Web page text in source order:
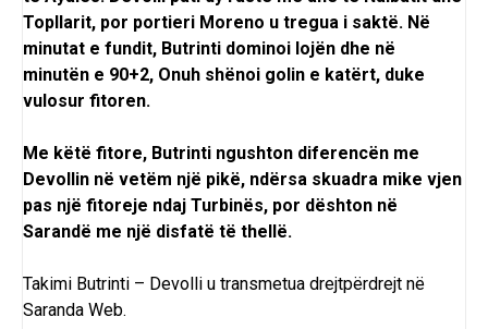
Topllarit, por portieri Moreno u tregua i saktë. Në
minutat e fundit, Butrinti dominoi lojën dhe në
minutën e 90+2, Onuh shënoi golin e katërt, duke
vulosur fitoren.
Me këtë fitore, Butrinti ngushton diferencën me
Devollin në vetëm një pikë, ndërsa skuadra mike vjen
pas një fitoreje ndaj Turbinës, por dështon në
Sarandë me një disfatë të thellë.
Takimi Butrinti – Devolli u transmetua drejtpërdrejt në
Saranda Web.